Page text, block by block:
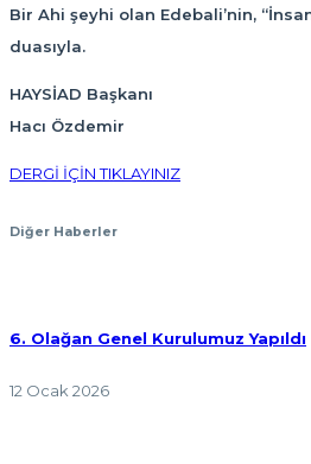
Bir Ahi şeyhi olan Edebali’nin,
duasıyla.
HAYSİAD Başkanı
Hacı Özdemir
DERGİ İÇİN TIKLAYINIZ
Diğer Haberler
6. Olağan Genel Kurulumuz Yapıldı
12 Ocak 2026